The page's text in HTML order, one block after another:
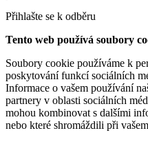
Přihlašte se k odběru
Tento web používá soubory
Soubory cookie používáme k
poskytování funkcí sociálních
Informace o vašem používání
partnery v oblasti sociálních
mohou kombinovat s dalšími
nebo které shromáždili při